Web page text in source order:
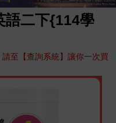
語二下{114學
至【查詢系統】讓你一次買